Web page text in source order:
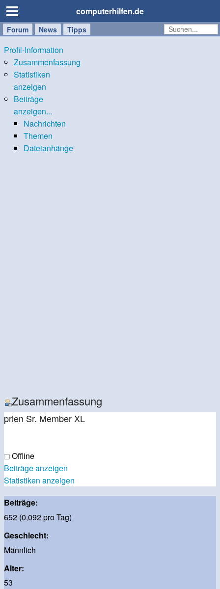
computerhilfen.de
Forum News Tipps
Handy
Tablet
Windows
Mac
Profil-Information
Zusammenfassung
Statistiken
anzeigen
Beiträge
anzeigen...
Nachrichten
Themen
Dateianhänge
Zusammenfassung
prien Sr. Member XL
Offline
Beiträge anzeigen
Statistiken anzeigen
Beiträge:
652 (0,092 pro Tag)
Geschlecht:
Männlich
Alter:
53